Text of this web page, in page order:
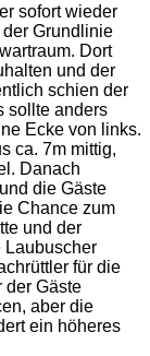
sofort wieder
Grundlinie
Dort
und der
schien der
sollte anders
Ecke von links.
ca. 7m mittig,
Danach
die Gäste
Chance zum
und der
Laubuscher
für die
der Gäste
aber die
ein höheres